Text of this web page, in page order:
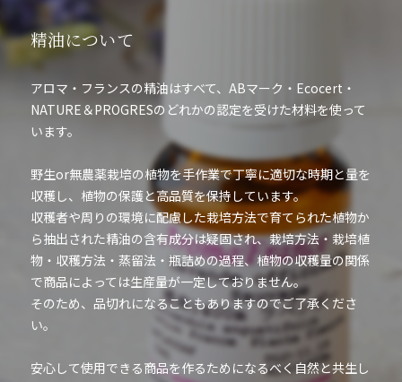
精油について
アロマ・フランスの精油はすべて、ABマーク・Ecocert・
NATURE＆PROGRESのどれかの認定を受けた材料を使って
います。
野生or無農薬栽培の植物を手作業で丁寧に適切な時期と量を
収穫し、植物の保護と高品質を保持しています。
収穫者や周りの環境に配慮した栽培方法で育てられた植物か
ら抽出された精油の含有成分は疑固され、栽培方法・栽培植
物・収穫方法・蒸留法・瓶詰めの過程、植物の収穫量の関係
で商品によっては生産量が一定しておりません。
そのため、品切れになることもありますのでご了承くださ
い。
安心して使用できる商品を作るためになるべく自然と共生し